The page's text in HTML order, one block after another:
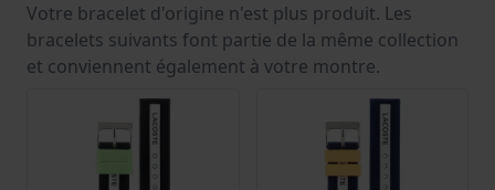
Votre bracelet d'origine n'est plus produit. Les
bracelets suivants font partie de la même collection
et conviennent également à votre montre.